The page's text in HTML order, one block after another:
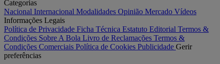
Categorias
Nacional Internacional Modalidades Opinião Mercado Vídeos
Informações Legais
Política de Privacidade Ficha Técnica Estatuto Editorial Termos &
Condições Sobre A Bola Livro de Reclamações Termos &
Condições Comerciais Política de Cookies Publicidade Gerir
preferências